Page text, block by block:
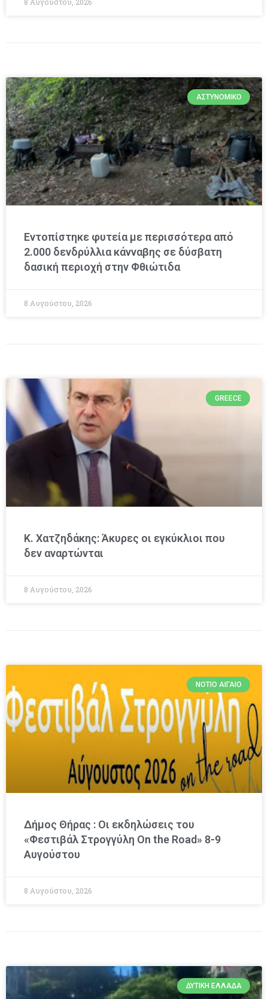
ΑΣΤΥΝΟΜΙΚΌ
Εντοπίστηκε φυτεία με περισσότερα από
2.000 δενδρύλλια κάνναβης σε δύσβατη
δασική περιοχή στην Φθιώτιδα
8 Αυγούστου, 2026
GREECE
Κ. Χατζηδάκης: Άκυρες οι εγκύκλιοι που
δεν αναρτώνται
8 Αυγούστου, 2026
ΝΌΤΙΟ ΑΙΓΑΊΟ
Δήμος Θήρας : Οι εκδηλώσεις του
«Φεστιβάλ Στρογγύλη On the Road» 8-9
Αυγούστου
8 Αυγούστου, 2026
ΔΥΤΙΚΉ ΕΛΛΆΔΑ